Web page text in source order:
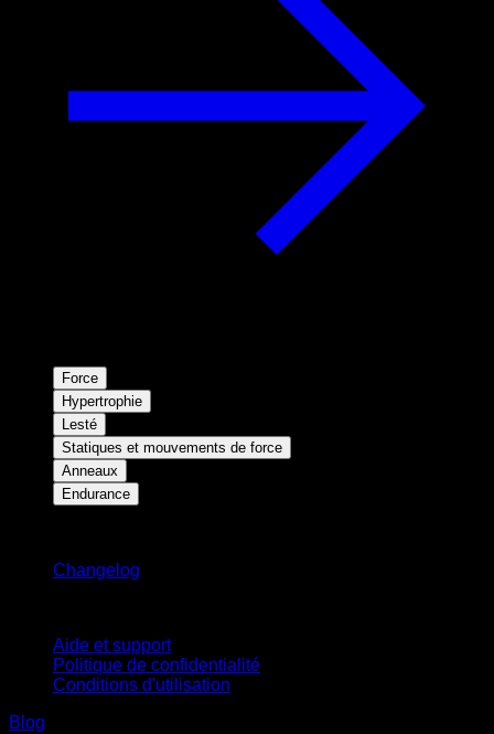
Force
Hypertrophie
Lesté
Statiques et mouvements de force
Anneaux
Endurance
Changelog
Aide et support
Politique de confidentialité
Conditions d'utilisation
Blog